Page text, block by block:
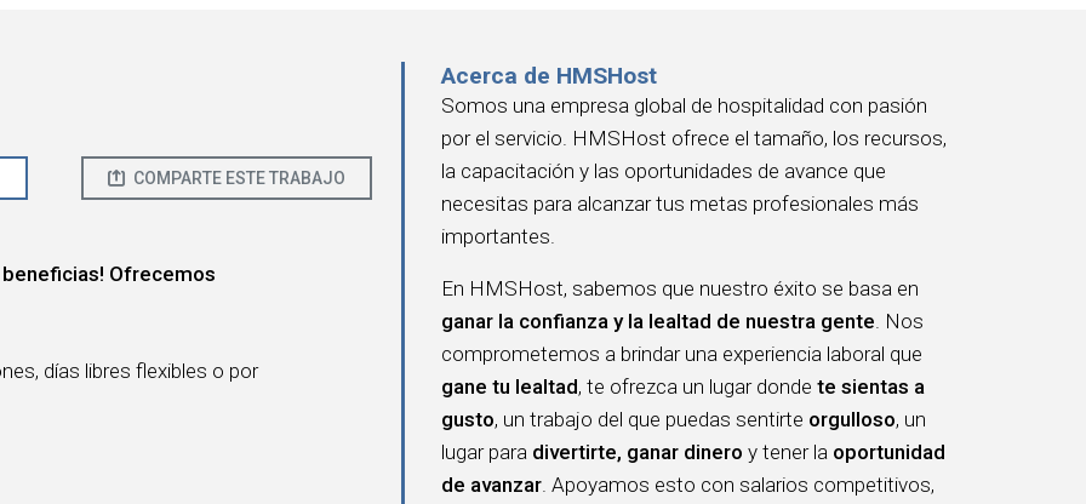
COMPARTE ESTE TRABAJO
beneficias! Ofrecemos
días libres flexibles o por
Acerca de HMSHost
Somos una empresa global de hospitalidad con pasión
por el servicio. HMSHost ofrece el tamaño, los recursos,
la capacitación y las oportunidades de avance que
necesitas para alcanzar tus metas profesionales más
importantes.
En HMSHost, sabemos que nuestro éxito se basa en
ganar la confianza y la lealtad de nuestra gente. Nos
comprometemos a brindar una experiencia laboral que
gane tu lealtad, te ofrezca un lugar donde te sientas a
gusto, un trabajo del que puedas sentirte orgulloso, un
lugar para divertirte, ganar dinero y tener la oportunidad
de avanzar. Apoyamos esto con salarios competitivos,